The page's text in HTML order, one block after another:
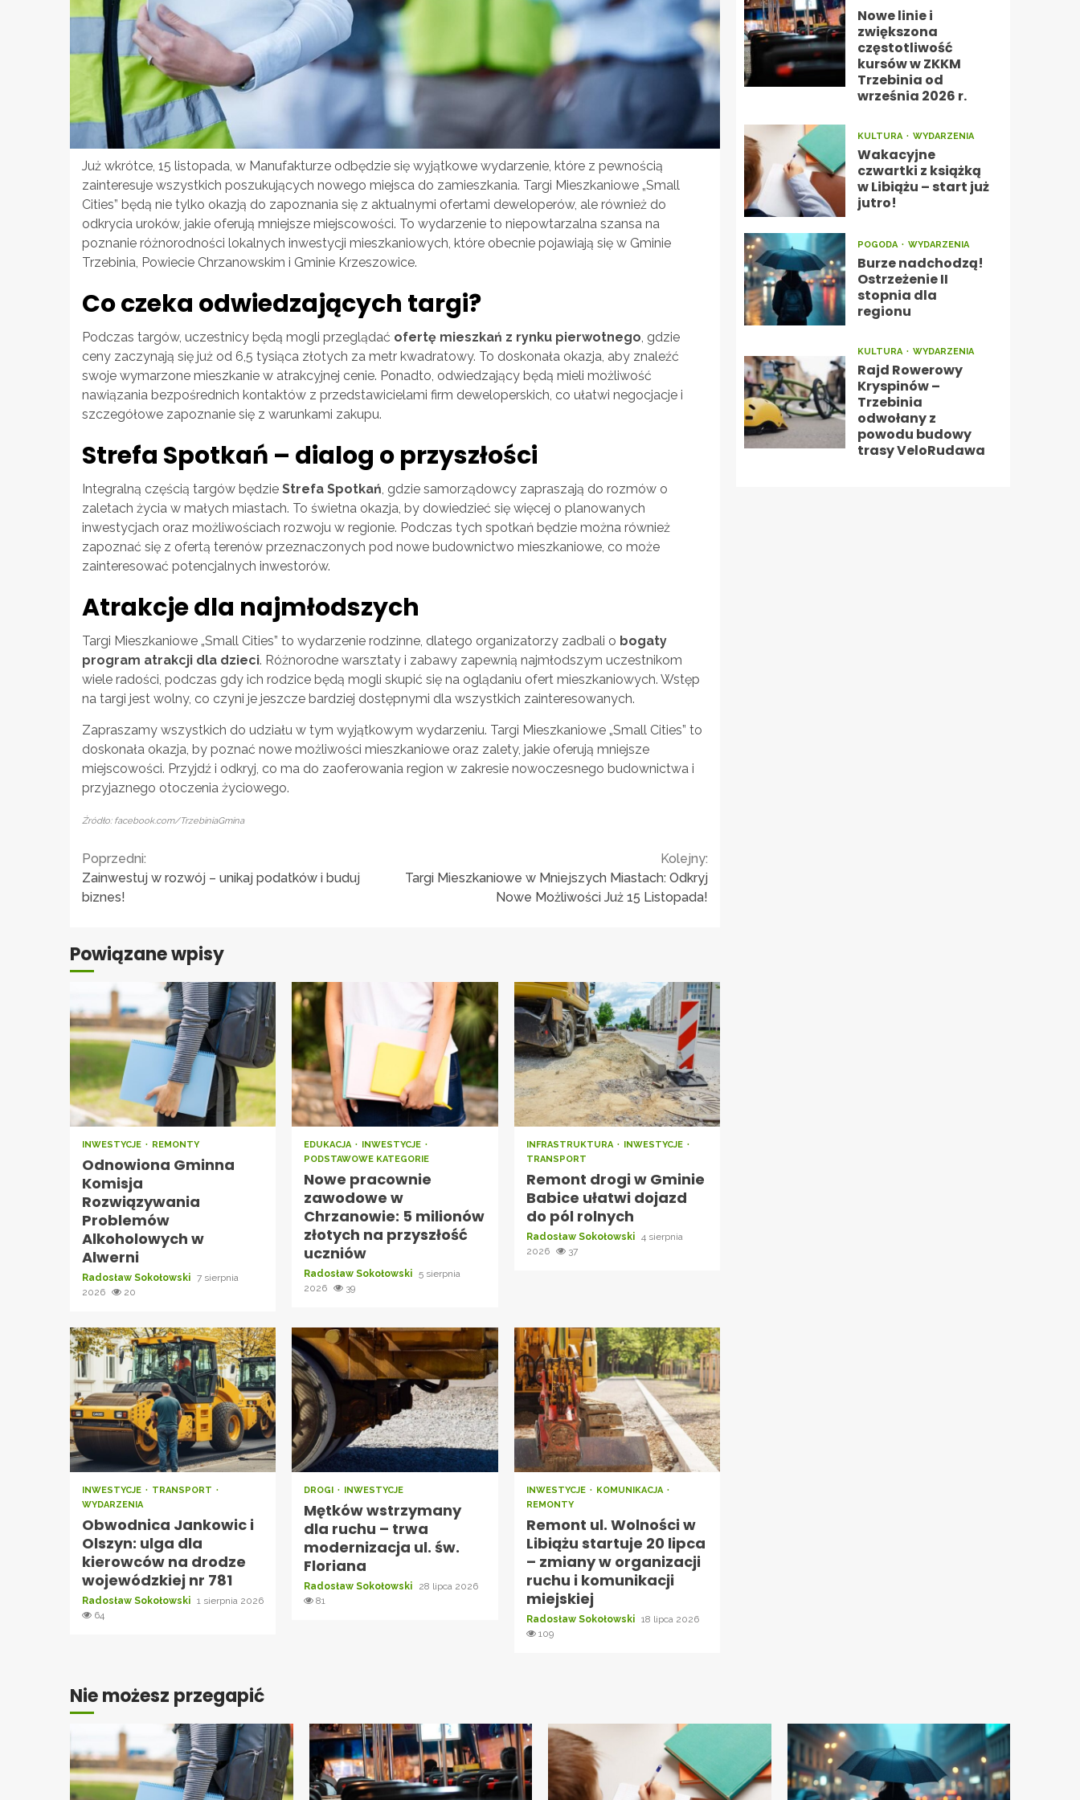
Już wkrótce, 15 listopada, w Manufakturze odbędzie się wyjątkowe wydarzenie, które z pewnością
zainteresuje wszystkich poszukujących nowego miejsca do zamieszkania. Targi Mieszkaniowe „Small
Cities” będą nie tylko okazją do zapoznania się z aktualnymi ofertami deweloperów, ale również do
odkrycia uroków, jakie oferują mniejsze miejscowości. To wydarzenie to niepowtarzalna szansa na
poznanie różnorodności lokalnych inwestycji mieszkaniowych, które obecnie pojawiają się w Gminie
Trzebinia, Powiecie Chrzanowskim i Gminie Krzeszowice.
Co czeka odwiedzających targi?
Podczas targów, uczestnicy będą mogli przeglądać ofertę mieszkań z rynku pierwotnego , gdzie
ceny zaczynają się już od 6,5 tysiąca złotych za metr kwadratowy. To doskonała okazja, aby znaleźć
swoje wymarzone mieszkanie w atrakcyjnej cenie. Ponadto, odwiedzający będą mieli możliwość
nawiązania bezpośrednich kontaktów z przedstawicielami firm deweloperskich, co ułatwi negocjacje i
szczegółowe zapoznanie się z warunkami zakupu.
Strefa Spotkań – dialog o przyszłości
Integralną częścią targów będzie Strefa Spotkań , gdzie samorządowcy zapraszają do rozmów o
zaletach życia w małych miastach. To świetna okazja, by dowiedzieć się więcej o planowanych
inwestycjach oraz możliwościach rozwoju w regionie. Podczas tych spotkań będzie można również
zapoznać się z ofertą terenów przeznaczonych pod nowe budownictwo mieszkaniowe, co może
zainteresować potencjalnych inwestorów.
Atrakcje dla najmłodszych
Targi Mieszkaniowe „Small Cities” to wydarzenie rodzinne, dlatego organizatorzy zadbali o bogaty
program atrakcji dla dzieci. Różnorodne warsztaty i zabawy zapewnią najmłodszym uczestnikom
wiele radości, podczas gdy ich rodzice będą mogli skupić się na oglądaniu ofert mieszkaniowych. Wstęp
na targi jest wolny, co czyni je jeszcze bardziej dostępnymi dla wszystkich zainteresowanych.
Zapraszamy wszystkich do udziału w tym wyjątkowym wydarzeniu. Targi Mieszkaniowe „Small Cities” to
doskonała okazja, by poznać nowe możliwości mieszkaniowe oraz zalety, jakie oferują mniejsze
miejscowości. Przyjdź i odkryj, co ma do zaoferowania region w zakresie nowoczesnego budownictwa i
przyjaznego otoczenia życiowego.
Źródło: facebook.com/TrzebiniaGmina
Continue
Reading
Poprzedni:
Zainwestuj w rozwój – unikaj podatków i buduj
biznes!
Kolejny:
Targi Mieszkaniowe w Mniejszych Miastach: Odkryj
Nowe Możliwości Już 15 Listopada!
Powiązane wpisy
INWESTYCJE REMONTY
Odnowiona Gminna
Komisja
Rozwiązywania
Problemów
Alkoholowych w
Alwerni
Radosław Sokołowski 7 sierpnia
2026
20
EDUKACJA
INWESTYCJE
PODSTAWOWE KATEGORIE
Nowe pracownie
zawodowe w
Chrzanowie: 5 milionów
złotych na przyszłość
uczniów
Radosław Sokołowski 5 sierpnia
2026
39
INFRASTRUKTURA
INWESTYCJE
TRANSPORT
Remont drogi w Gminie
Babice ułatwi dojazd
do pól rolnych
Radosław Sokołowski 4 sierpnia
2026
37
INWESTYCJE
TRANSPORT
WYDARZENIA
Obwodnica Jankowic i
Olszyn: ulga dla
kierowców na drodze
wojewódzkiej nr 781
Radosław Sokołowski 1 sierpnia 2026
64
DROGI INWESTYCJE
Mętków wstrzymany
dla ruchu – trwa
modernizacja ul. św.
Floriana
Radosław Sokołowski
28 lipca 2026
81
INWESTYCJE
KOMUNIKACJA
REMONTY
Remont ul. Wolności w
Libiążu startuje 20 lipca
– zmiany w organizacji
ruchu i komunikacji
miejskiej
Radosław Sokołowski 18 lipca 2026
109
Nowe linie i
zwiększona
częstotliwość
kursów w ZKKM
Trzebinia od
września 2026 r.
KULTURA WYDARZENIA
Wakacyjne
czwartki z książką
w Libiążu – start już
jutro!
POGODA WYDARZENIA
Burze nadchodzą!
Ostrzeżenie II
stopnia dla
regionu
KULTURA WYDARZENIA
Rajd Rowerowy
Kryspinów –
Trzebinia
odwołany z
powodu budowy
trasy VeloRudawa
Nie możesz przegapić